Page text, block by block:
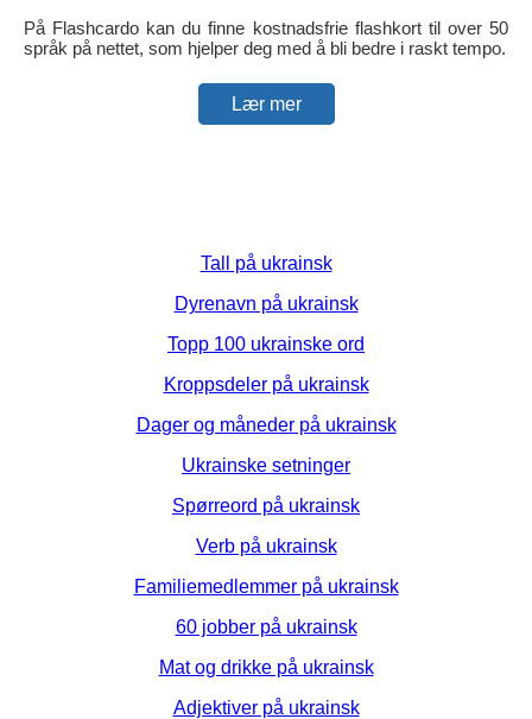
På Flashcardo kan du finne kostnadsfrie flashkort til over 50
språk på nettet, som hjelper deg med å bli bedre i raskt tempo.
Lær mer
Tall på ukrainsk
Dyrenavn på ukrainsk
Topp 100 ukrainske ord
Kroppsdeler på ukrainsk
Dager og måneder på ukrainsk
Ukrainske setninger
Spørreord på ukrainsk
Verb på ukrainsk
Familiemedlemmer på ukrainsk
60 jobber på ukrainsk
Mat og drikke på ukrainsk
Adjektiver på ukrainsk